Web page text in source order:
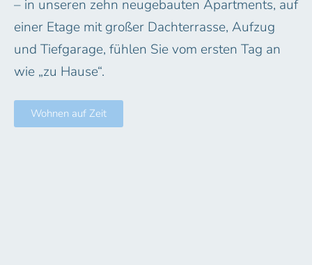
– in unseren zehn neugebauten Apartments, auf
einer Etage mit großer Dachterrasse, Aufzug
und Tiefgarage, fühlen Sie vom ersten Tag an
wie „zu Hause“.
Wohnen auf Zeit